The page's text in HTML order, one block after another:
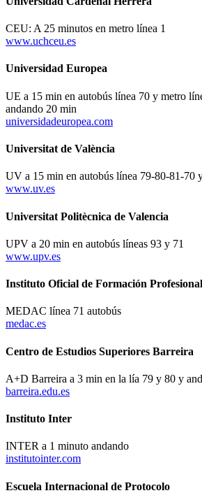
CEU: A 25 minutos en metro línea 1
www.uchceu.es
Universidad Europea
UE a 15 min en autobús línea 70 y metro
andando 20 min
universidadeuropea.com
Universitat de València
UV a 15 min en autobús línea 79-80-81-70
www.uv.es
Universitat Politècnica de Valencia
UPV a 20 min en autobús líneas 93 y 71
www.upv.es
Instituto Oficial de Formación Profesional
MEDAC línea 71 autobús
medac.es
Centro de Estudios Superiores Barreira
A+D Barreira a 3 min en la lía 79 y 80 y
barreira.edu.es
Instituto Inter
INTER a 1 minuto andando
institutointer.com
Escuela Internacional de Protocolo